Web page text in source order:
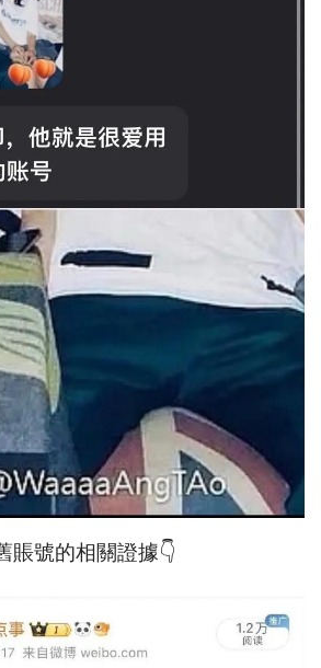
賬號的相關證據👇